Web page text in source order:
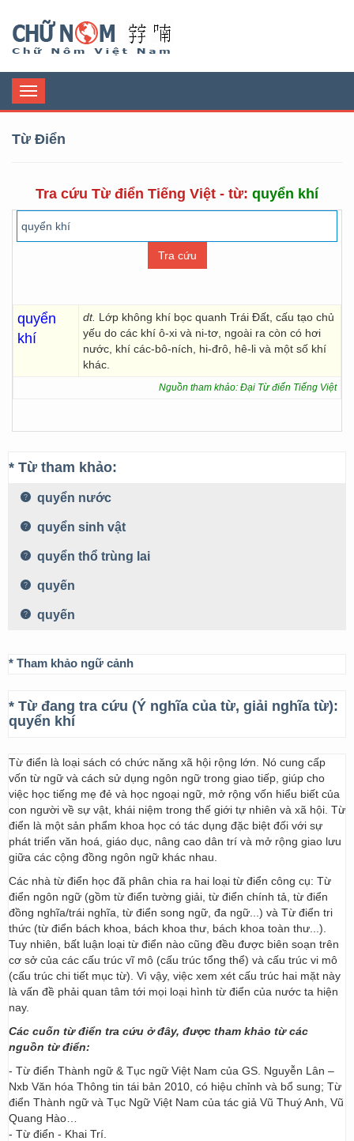
Toggle
navigation
Từ Điển
Tra cứu Từ điển Tiếng Việt - từ: quyển khí
quyển
khí
dt. Lớp không khí bọc quanh Trái Đất, cấu tạo chủ
yếu do các khí ô-xi và ni-tơ, ngoài ra còn có hơi
nước, khí các-bô-ních, hi-đrô, hê-li và một số khí
khác.
Nguồn tham khảo: Đại Từ điển Tiếng Việt
* Từ tham khảo:
quyển nước
quyển sinh vật
quyển thổ trùng lai
quyến
quyến
* Tham khảo ngữ cảnh
* Từ đang tra cứu (Ý nghĩa của từ, giải nghĩa từ):
quyển khí
Từ điển là loại sách có chức năng xã hội rộng lớn. Nó cung cấp
vốn từ ngữ và cách sử dụng ngôn ngữ trong giao tiếp, giúp cho
việc học tiếng mẹ đẻ và học ngoại ngữ, mở rộng vốn hiểu biết của
con người về sự vật, khái niệm trong thế giới tự nhiên và xã hội. Từ
điển là một sản phẩm khoa học có tác dụng đặc biệt đối với sự
phát triển văn hoá, giáo dục, nâng cao dân trí và mở rộng giao lưu
giữa các cộng đồng ngôn ngữ khác nhau.
Các nhà từ điển học đã phân chia ra hai loại từ điển công cụ: Từ
điển ngôn ngữ (gồm từ điển tường giải, từ điển chính tả, từ điển
đồng nghĩa/trái nghĩa, từ điển song ngữ, đa ngữ...) và Từ điển tri
thức (từ điển bách khoa, bách khoa thư, bách khoa toàn thư...).
Tuy nhiên, bất luận loại từ điển nào cũng đều được biên soạn trên
cơ sở của các cấu trúc vĩ mô (cấu trúc tổng thể) và cấu trúc vi mô
(cấu trúc chi tiết mục từ). Vì vậy, việc xem xét cấu trúc hai mặt này
là vấn đề phải quan tâm tới mọi loại hình từ điển của nước ta hiện
nay.
Các cuốn từ điển tra cứu ở đây, được tham khảo từ các
nguồn từ điển:
- Từ điển Thành ngữ & Tục ngữ Việt Nam của GS. Nguyễn Lân –
Nxb Văn hóa Thông tin tái bản 2010, có hiệu chỉnh và bổ sung; Từ
điển Thành ngữ và Tục Ngữ Việt Nam của tác giả Vũ Thuý Anh, Vũ
Quang Hào…
- Từ điển - Khai Trí.